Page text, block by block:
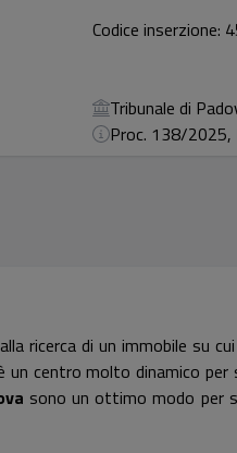
Codice inserzione:
Tribunale di
Proc. 138/
ricerca di un immobile su
centro molto dinamico
sono un ottimo modo per